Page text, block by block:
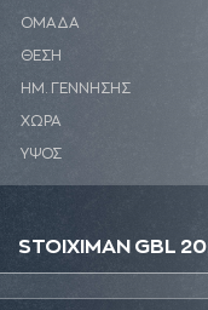
ΟΜΑΔΑ
ΘΕΣΗ
ΗΜ. ΓΕΝΝΗΣΗΣ
ΧΩΡΑ
ΥΨΟΣ
STOIXIMAN GBL